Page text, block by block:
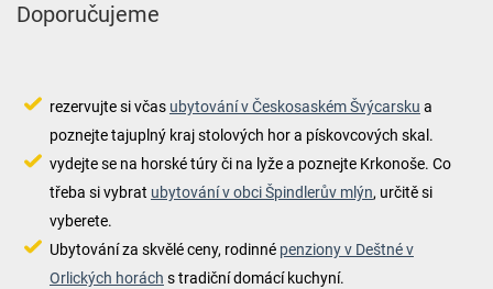
Doporučujeme
rezervujte si včas ubytování v Českosaském Švýcarsku a
poznejte tajuplný kraj stolových hor a pískovcových skal.
vydejte se na horské túry či na lyže a poznejte Krkonoše. Co
třeba si vybrat ubytování v obci Špindlerův mlýn, určitě si
vyberete.
Ubytování za skvělé ceny, rodinné penziony v Deštné v
Orlických horách s tradiční domácí kuchyní.